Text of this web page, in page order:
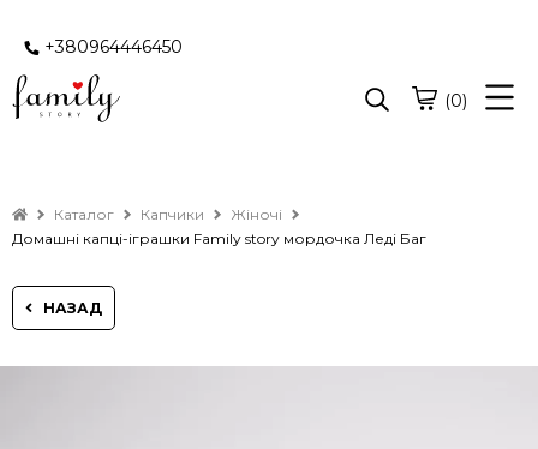
+380964446450
(0)
Каталог Капчики
Жіночі
Домашні капці-іграшки Family story мордочка Леді Баг
НАЗАД